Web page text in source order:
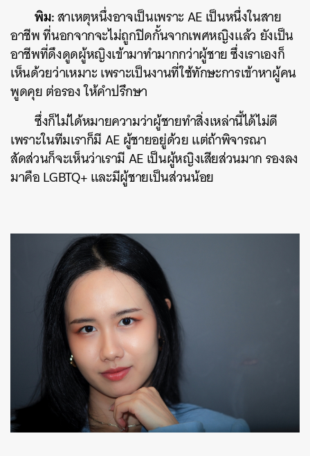
พิม:สาเหตุหนึ่งอาจเป็นเพราะ AE เป็นหนึ่งในสาย
อาชีพ ที่นอกจากจะไม่ถูกปิดกั้นจากเพศหญิงแล้ว ยังเป็น
อาชีพที่ดึงดูดผู้หญิงเข้ามาทำมากกว่าผู้ชาย ซึ่งเราเองก็
เห็นด้วยว่าเหมาะ เพราะเป็นงานที่ใช้ทักษะการเข้าหาผู้คน
พูดคุย ต่อรอง ให้คำปรึกษา
ซึ่งก็ไม่ได้หมายความว่าผู้ชายทำสิ่งเหล่านี้ได้ไม่ดี
เพราะในทีมเราก็มี AE ผู้ชายอยู่ด้วย แต่ถ้าพิจารณา
สัดส่วนก็จะเห็นว่าเรามี AE เป็นผู้หญิงเสียส่วนมาก รองลง
มาคือ LGBTQ+ และมีผู้ชายเป็นส่วนน้อย